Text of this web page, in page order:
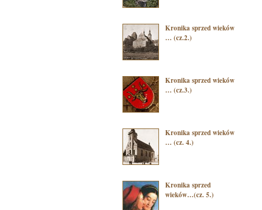
Kronika sprzed wieków
… (cz.2.)
Kronika sprzed wieków
… (cz.3.)
Kronika sprzed wieków
… (cz. 4.)
Kronika sprzed
wieków…(cz. 5.)